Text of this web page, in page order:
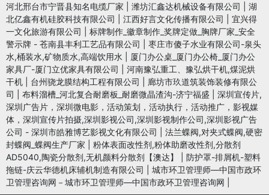
河北邢台市宁晋县知名电缆厂家
潍坊汇鑫达机械设备有限公司
湖
北亿鑫有机硅胶科技有限公司
江西好言文化传播有限公司
宜兴得
一文化旅游有限公司
标牌制作_徽章制作_奖牌定做_胸牌厂家_安全
警示牌 - 苍南县丰利工艺品有限公司
枣庄市傻子水业有限公司-泉头
水,桶装水,矿物质水,高端饮用水
厦门办公桌_厦门办公椅_厦门办公
家具厂-厦门立优家具有限公司
河南豫弘重工、豫弘烘干机,煤泥烘
干机
台州骁龙膜结构工程有限公司
廊坊市玖道筑装饰装修有限公
司
布料溜槽_河北复合耐磨板_耐磨微晶渣沟-济宁福盛
深圳宣传片,
深圳广告片，深圳微电影，活动策划，活动执行，活动推广，影视媒
体，深圳宣传片拍摄,深圳影视公司,深圳影视制作公司,深圳影视广告
公司 - 深圳市皓雅博艺影视文化有限公司
法兰蝶阀,对夹式蝶阀,硬密
封蝶阀_蝶阀生产厂家
粉体表面改性剂,粉体助磨改性剂,分散剂
AD5040,陶瓷分散剂,无机颜料分散剂【澳达】
防护罩-排屑机-塑料
拖链-庆云华德机床辅机制造有限公司
城市环卫管理师—中国市政环
卫管理咨询网－城市环卫管理师—中国市政环卫管理咨询网